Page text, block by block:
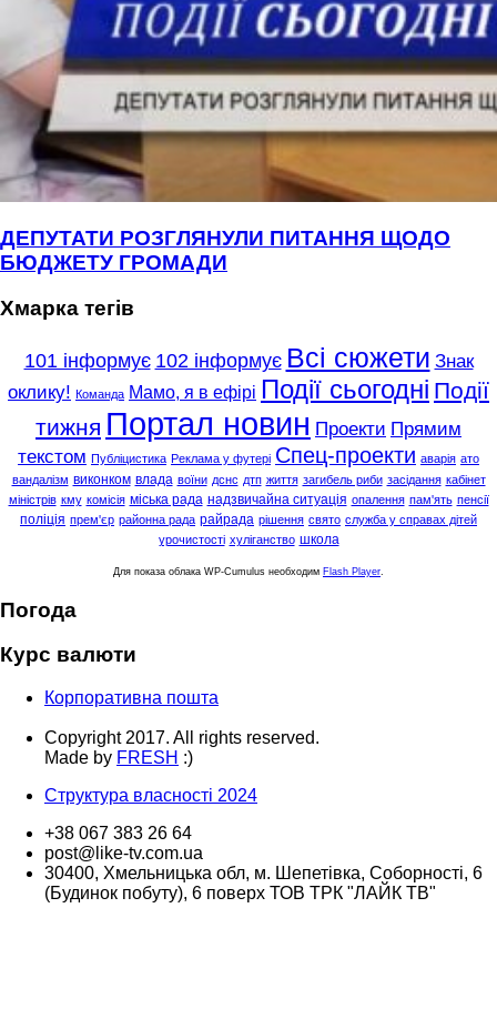
ДЕПУТАТИ РОЗГЛЯНУЛИ ПИТАННЯ ЩОДО
БЮДЖЕТУ ГРОМАДИ
Хмарка тегів
101 інформує 102 інформує Всі сюжети Знак
оклику! Команда Мамо, я в ефірі Події сьогодні Події
тижня Портал новин Проекти Прямим
текстом Публіцистика Реклама у футері Спец-проекти аварія ато
вандалізм виконком влада воїни дснс дтп життя загибель риби засідання кабінет
міністрів кму комісія міська рада надзвичайна ситуація опалення пам'ять пенсії
поліція прем'єр районна рада райрада рішення свято служба у справах дітей
урочистості хуліганство школа
Для показа облака WP-Cumulus необходим Flash Player
Погода
Курс валюти
Корпоративна пошта
Copyright 2017. All rights reserved.
Made by FRESH :)
Структура власності 2024
+38 067 383 26 64
post@like-tv.com.ua
30400, Хмельницька обл, м. Шепетівка, Соборності, 6
(Будинок побуту), 6 поверх ТОВ ТРК "ЛАЙК ТВ"